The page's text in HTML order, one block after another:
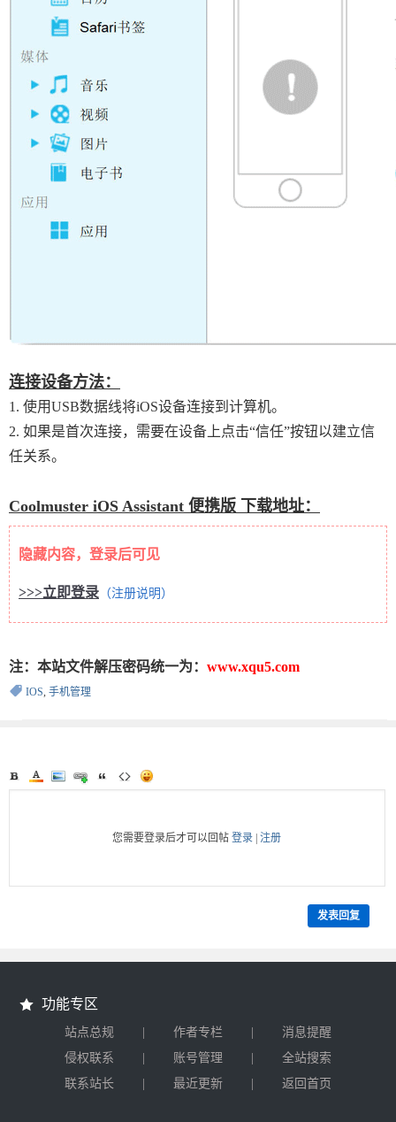
连接设备方法：
1. 使用USB数据线将iOS设备连接到计算机。
2. 如果是首次连接，需要在设备上点击“信任”按钮以建立信
任关系。
Coolmuster iOS Assistant 便携版 下载地址：
隐藏内容，登录后可见
>>>立即登录 （注册说明）
注：本站文件解压密码统一为： www.xqu5.com
IOS, 手机管理
您需要登录后才可以回帖登录 |注册
发表回复
功能专区
站点总规 | 作者专栏 |
消息提醒
侵权联系
| 账号管理 |
全站搜索
联系站长
| 最近更新 | 返回首页